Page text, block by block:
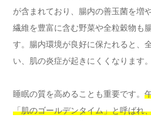
が含まれており、腸内の善玉菌を増
繊維を豊富に含む野菜や全粒穀物も
す。腸内環境が良好に保たれると、
い、肌の炎症が起きにくくなります。
睡眠の質を高めることも重要です。
「肌のゴールデンタイム」と呼ばれ